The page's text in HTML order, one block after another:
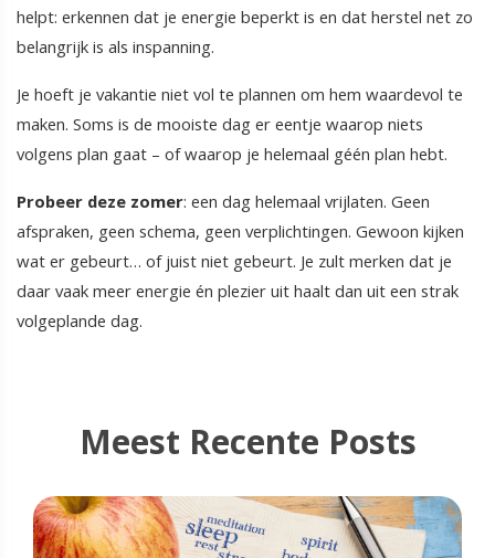
helpt: erkennen dat je energie beperkt is en dat herstel net zo
belangrijk is als inspanning.
Je hoeft je vakantie niet vol te plannen om hem waardevol te
maken. Soms is de mooiste dag er eentje waarop niets
volgens plan gaat – of waarop je helemaal géén plan hebt.
Probeer deze zomer: een dag helemaal vrijlaten. Geen
afspraken, geen schema, geen verplichtingen. Gewoon kijken
wat er gebeurt… of juist niet gebeurt. Je zult merken dat je
daar vaak meer energie én plezier uit haalt dan uit een strak
volgeplande dag.
Meest Recente Posts